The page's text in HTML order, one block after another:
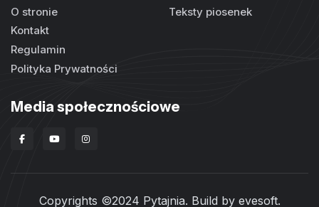
O stronie
Kontakt
Regulamin
Polityka Prywatności
Teksty piosenek
Media społecznościowe
Copyrights ©2024 Pytajnia. Build by evesoft.